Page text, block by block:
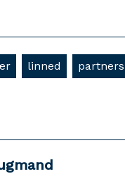
linned